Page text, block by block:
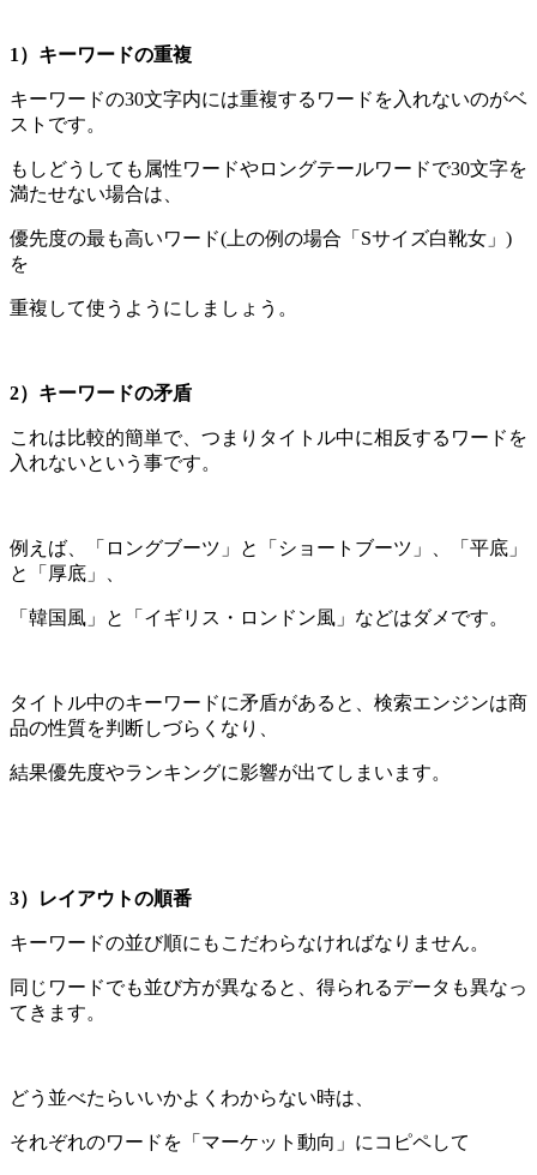
1）キーワードの重複
キーワードの30文字内には重複するワードを入れないのがベ
ストです。
もしどうしても属性ワードやロングテールワードで30文字を
満たせない場合は、
優先度の最も高いワード(上の例の場合「Sサイズ白靴女」)
を
重複して使うようにしましょう。
2）キーワードの矛盾
これは比較的簡単で、つまりタイトル中に相反するワードを
入れないという事です。
例えば、「ロングブーツ」と「ショートブーツ」、「平底」
と「厚底」、
「韓国風」と「イギリス・ロンドン風」などはダメです。
タイトル中のキーワードに矛盾があると、検索エンジンは商
品の性質を判断しづらくなり、
結果優先度やランキングに影響が出てしまいます。
3）レイアウトの順番
キーワードの並び順にもこだわらなければなりません。
同じワードでも並び方が異なると、得られるデータも異なっ
てきます。
どう並べたらいいかよくわからない時は、
それぞれのワードを「マーケット動向」にコピペして